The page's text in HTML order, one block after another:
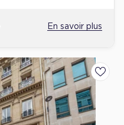
En savoir plus